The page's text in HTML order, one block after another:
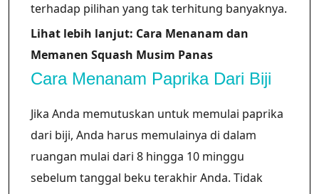
terhadap pilihan yang tak terhitung banyaknya.
Lihat lebih lanjut: Cara Menanam dan
Memanen Squash Musim Panas
Cara Menanam Paprika Dari Biji
Jika Anda memutuskan untuk memulai paprika
dari biji, Anda harus memulainya di dalam
ruangan mulai dari 8 hingga 10 minggu
sebelum tanggal beku terakhir Anda. Tidak